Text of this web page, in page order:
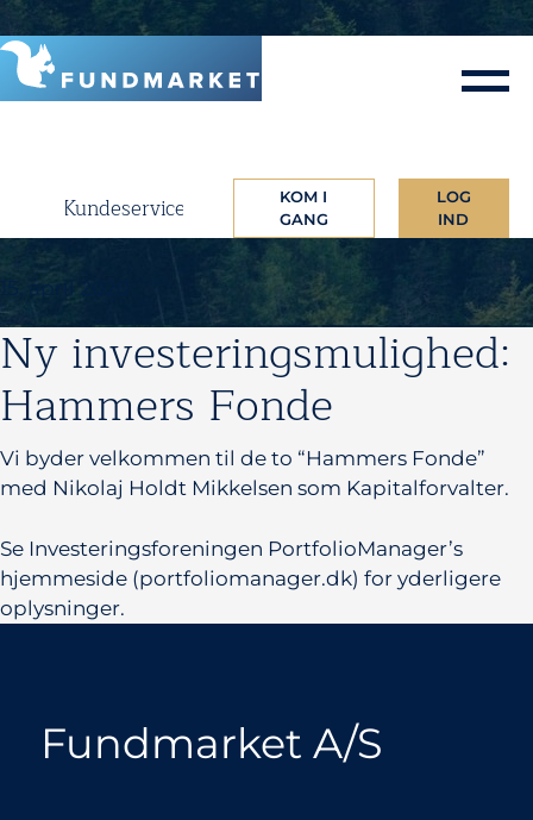
Skip
to
content
Kundeservice
KOM I
GANG
LOG
IND
15. april 2020
Ny investeringsmulighed:
Hammers Fonde
Vi byder velkommen til de to “Hammers Fonde”
med Nikolaj Holdt Mikkelsen som Kapitalforvalter.
Se Investeringsforeningen PortfolioManager’s
hjemmeside (portfoliomanager.dk) for yderligere
oplysninger.
Fundmarket A/S